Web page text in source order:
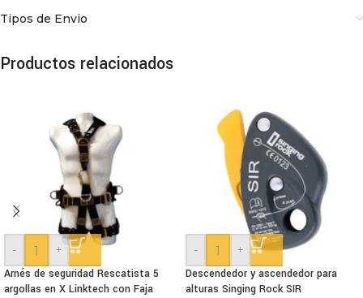
Tipos de Envio
Productos relacionados
-
+
Arnés de seguridad Rescatista 5
argollas en X Linktech con Faja
-
+
Descendedor y ascendedor para
alturas Singing Rock SIR